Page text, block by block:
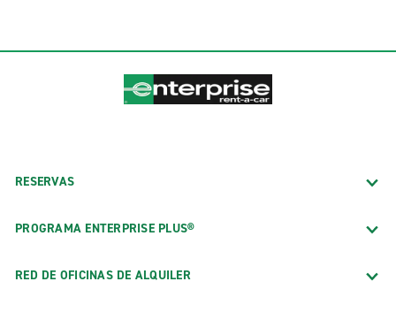
RESERVAS
PROGRAMA ENTERPRISE PLUS®
RED DE OFICINAS DE ALQUILER